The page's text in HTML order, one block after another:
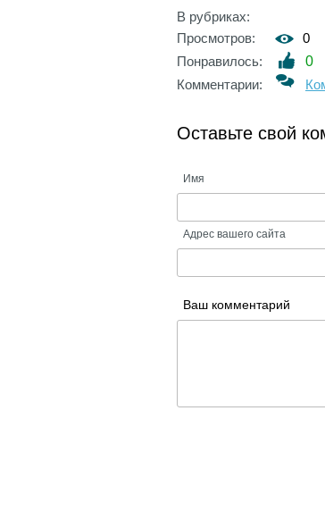
В рубриках:
Просмотров:
0
Понравилось:
0
Комментарии:
Оставьте свой
Имя
Адрес вашего сайта
Ваш комментарий